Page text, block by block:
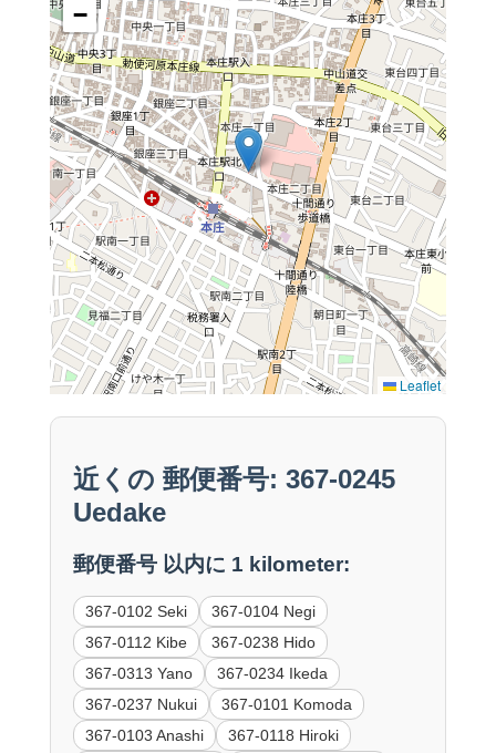
−
Leaflet
近くの 郵便番号: 367-0245
Uedake
郵便番号 以内に 1 kilometer:
367-0102 Seki
367-0104 Negi
367-0112 Kibe
367-0238 Hido
367-0313 Yano
367-0234 Ikeda
367-0237 Nukui
367-0101 Komoda
367-0103 Anashi
367-0118 Hiroki